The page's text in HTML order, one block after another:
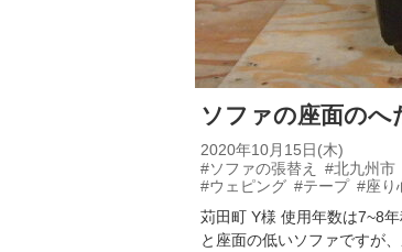
ソファの座面のへ
2020年10月15日(木)
#ソファの張替え
#北九州市
#ウェピング #テープ #座り
苅田町 Y様 使用年数は7~8
と座面の低いソファですが